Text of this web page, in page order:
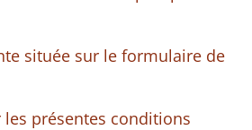
située sur le formulaire de
présentes conditions